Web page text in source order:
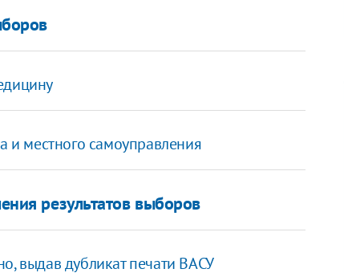
местного самоуправления
результатов выборов
выдав дубликат печати ВАСУ